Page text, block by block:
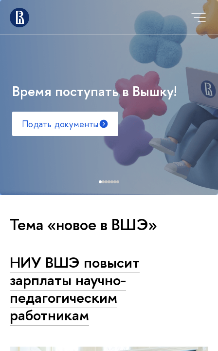
Время поступать в Вышку!
Подать документы
Тема «новое в ВШЭ»
НИУ ВШЭ повысит
зарплаты научно-
педагогическим
работникам